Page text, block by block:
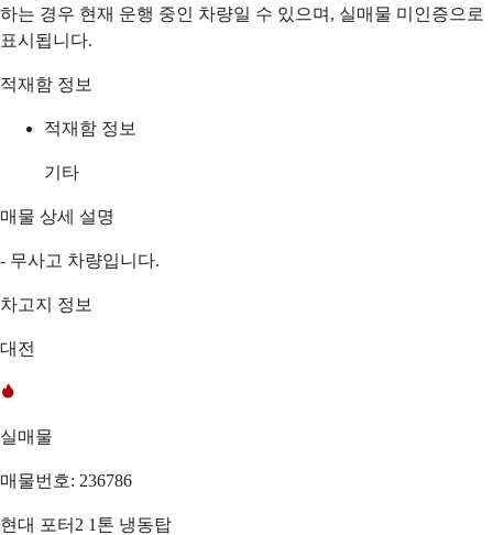
하는 경우 현재 운행 중인 차량일 수 있으며, 실매물 미인증으로
표시됩니다.
적재함 정보
적재함 정보
기타
매물 상세 설명
- 무사고 차량입니다.
차고지 정보
대전
실매물
매물번호: 236786
현대 포터2 1톤 냉동탑